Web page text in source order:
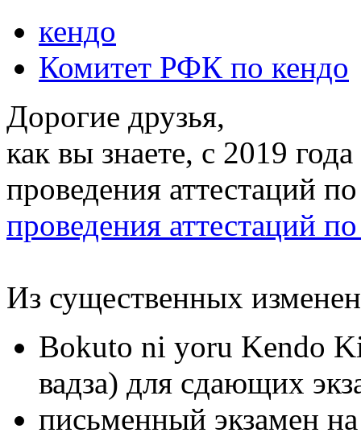
кендо
Комитет РФК по кендо
Дорогие друзья,
как вы знаете, с 2019
проведения аттестаций
проведения аттестаций
Из существенных
Bokuto ni yoru Kendo
вадза) для сдающих
письменный экзамен